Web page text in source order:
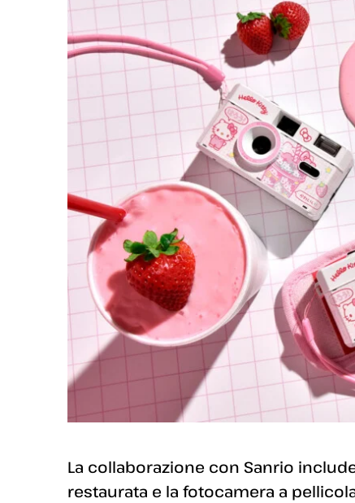
La collaborazione con Sanrio
restaurata e la fotocamera a